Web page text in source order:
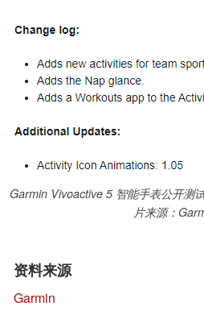
Garmin Vivoactive 5 智能手表公开测
片来源：
资料来源
Garmin